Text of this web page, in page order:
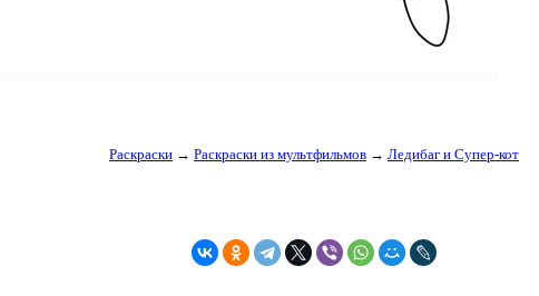
Раскраски → Раскраски из мультфильмов → Ледибаг и Супер-кот